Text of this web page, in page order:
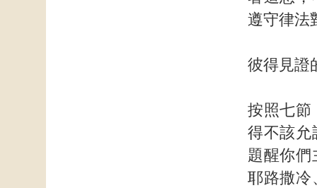
遵守律法
彼得見證
按照七節
得不該允
題醒你們
耶路撒冷